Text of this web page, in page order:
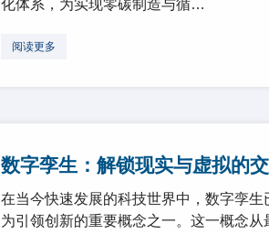
化体系，为实现零碳制造与循…
阅读更多
数字孪生：解锁现实与虚拟的
在当今快速发展的科技世界中，数字孪生
为引领创新的重要概念之一。这一概念从